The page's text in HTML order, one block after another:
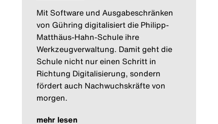
Mit Software und Ausgabeschränken
von Gühring digitalisiert die Philipp-
Matthäus-Hahn-Schule ihre
Werkzeugverwaltung. Damit geht die
Schule nicht nur einen Schritt in
Richtung Digitalisierung, sondern
fördert auch Nachwuchskräfte von
morgen.
mehr lesen